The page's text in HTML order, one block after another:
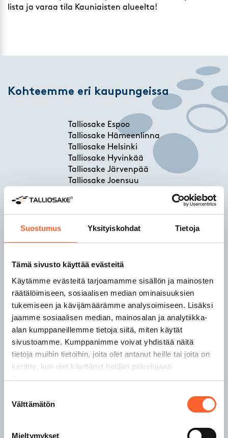
Suostumus Yksityiskohdat Tietoja
Tämä sivusto käyttää evästeitä
Käytämme evästeitä tarjoamamme sisällön ja mainosten
räätälöimiseen, sosiaalisen median ominaisuuksien
tukemiseen ja kävijämäärämme analysoimiseen. Lisäksi
jaamme sosiaalisen median, mainosalan ja analytiikka-
alan kumppaneillemme tietoja siitä, miten käytät
sivustoamme. Kumppanimme voivat yhdistää näitä
tietoja muihin tietoihin, joita olet antanut heille tai joita on
kerätty, kun olet käyttänyt heidän palvelujaan.
Tietosuojaseloste
valinta
Välttämätön
Mieltymykset
lista ja varaa tila Kauniaisten alueelta!
Kohteemme eri kaupungeissa
Talliosake Espoo
Talliosake Hämeenlinna
Talliosake Helsinki
Talliosake Hyvinkää
Talliosake Järvenpää
Talliosake Joensuu
Talliosake Kaarina
Talliosake Kangasala
Talliosake Kerava
Talliosake Kuopio
Talliosake Lahti
Talliosake Lempäälä
Talliosake Lohja
Talliosake Nokia
Talliosake Nurmijärvi
Talliosake Oulu